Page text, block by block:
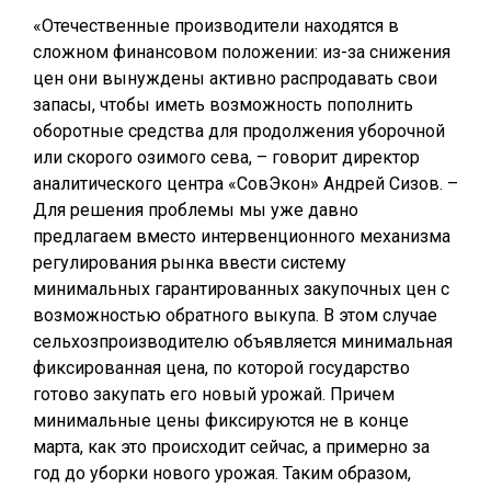
«Отечественные производители находятся в
сложном финансовом положении: из-за снижения
цен они вынуждены активно распродавать свои
запасы, чтобы иметь возможность пополнить
оборотные средства для продолжения уборочной
или скорого озимого сева, – говорит директор
аналитического центра «СовЭкон» Андрей Сизов. –
Для решения проблемы мы уже давно
предлагаем вместо интервенционного механизма
регулирования рынка ввести систему
минимальных гарантированных закупочных цен с
возможностью обратного выкупа. В этом случае
сельхозпроизводителю объявляется минимальная
фиксированная цена, по которой государство
готово закупать его новый урожай. Причем
минимальные цены фиксируются не в конце
марта, как это происходит сейчас, а примерно за
год до уборки нового урожая. Таким образом,